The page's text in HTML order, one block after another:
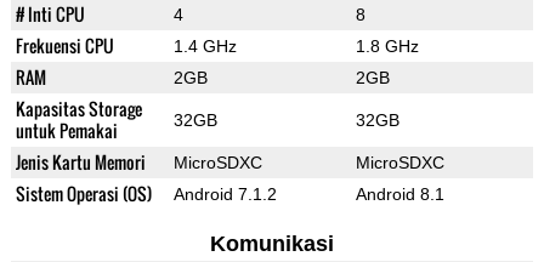
# Inti CPU 4 8
Frekuensi CPU 1.4 GHz 1.8 GHz
RAM 2GB 2GB
Kapasitas Storage
untuk Pemakai
32GB 32GB
Jenis Kartu Memori MicroSDXC MicroSDXC
Sistem Operasi (OS) Android 7.1.2 Android 8.1
Komunikasi